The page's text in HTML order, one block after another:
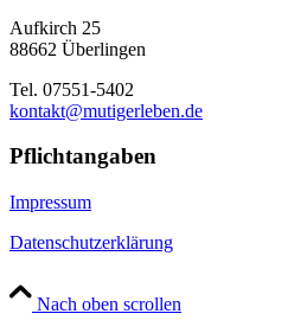
Aufkirch 25
88662 Überlingen
Tel. 07551-5402
kontakt@mutigerleben.de
Pflichtangaben
Impressum
Datenschutzerklärung
Nach oben scrollen